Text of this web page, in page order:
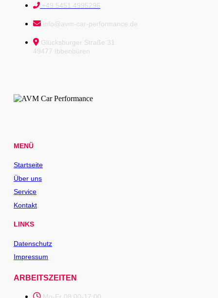
+49 5451 4995296
info@avm-car-performance.de
Glücksburger Straße 31
49477 Ibbenbüren
MENÜ
Startseite
Über uns
Service
Kontakt
LINKS
Datenschutz
Impressum
ARBEITSZEITEN
Mo-Fr 08:00-17:00